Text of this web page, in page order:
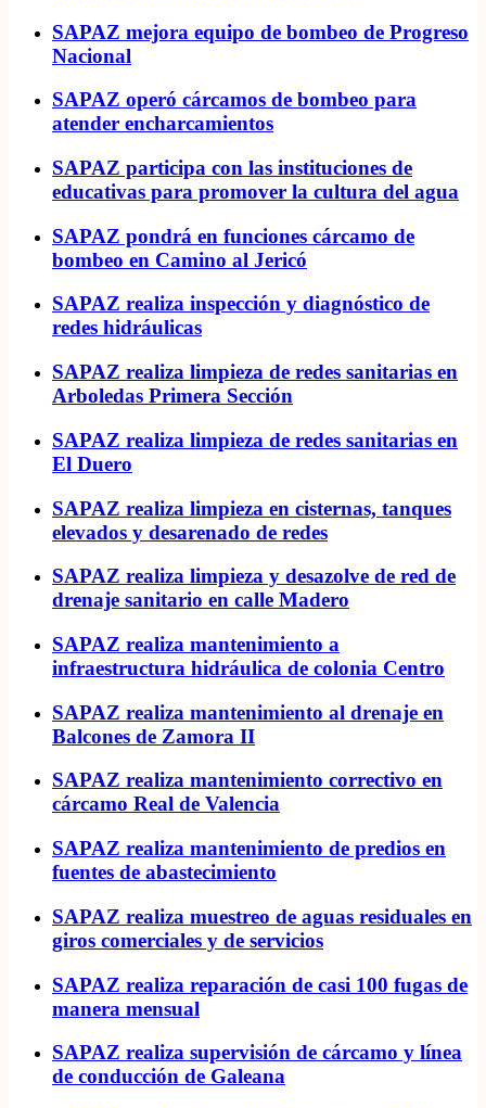
SAPAZ mejora equipo de bombeo de Progreso
Nacional
SAPAZ operó cárcamos de bombeo para
atender encharcamientos
SAPAZ participa con las instituciones de
educativas para promover la cultura del agua
SAPAZ pondrá en funciones cárcamo de
bombeo en Camino al Jericó
SAPAZ realiza inspección y diagnóstico de
redes hidráulicas
SAPAZ realiza limpieza de redes sanitarias en
Arboledas Primera Sección
SAPAZ realiza limpieza de redes sanitarias en
El Duero
SAPAZ realiza limpieza en cisternas, tanques
elevados y desarenado de redes
SAPAZ realiza limpieza y desazolve de red de
drenaje sanitario en calle Madero
SAPAZ realiza mantenimiento a
infraestructura hidráulica de colonia Centro
SAPAZ realiza mantenimiento al drenaje en
Balcones de Zamora II
SAPAZ realiza mantenimiento correctivo en
cárcamo Real de Valencia
SAPAZ realiza mantenimiento de predios en
fuentes de abastecimiento
SAPAZ realiza muestreo de aguas residuales en
giros comerciales y de servicios
SAPAZ realiza reparación de casi 100 fugas de
manera mensual
SAPAZ realiza supervisión de cárcamo y línea
de conducción de Galeana